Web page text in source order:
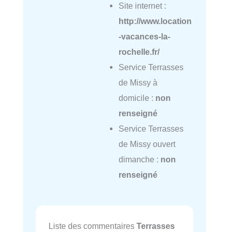
Site internet :
http://www.location
-vacances-la-
rochelle.fr/
Service Terrasses
de Missy à
domicile : non
renseigné
Service Terrasses
de Missy ouvert
dimanche : non
renseigné
Liste des commentaires Terrasses